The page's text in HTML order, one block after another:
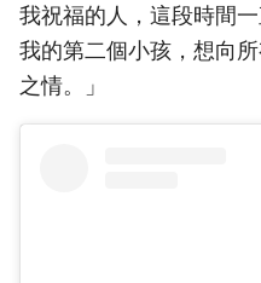
我祝福的人，這段時間
我的第二個小孩，想向
之情。」